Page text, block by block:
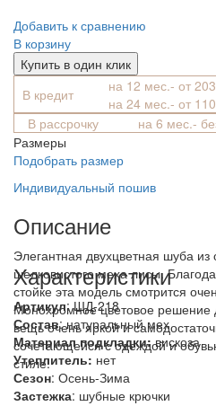
Добавить к сравнению
В корзину
Купить в один клик
В кредит
на 12 мес.- от
на 24 мес.- от
В рассрочку
на 6 мес.-
Размеры
Подобрать размер
Индивидуальный пошив
Описание
Элегантная двухцветная шуба
шелковистого меха лисы.
стойке эта модель смотрится
Монохромное цветовое решение
вещь очень яркой и
сочетающейся с одеждой и
стиле.
Характеристики
Артикул: ШД-218
Состав:натуральный мех
Материал подкладки: вискоза
Утеплитель: нет
Сезон: Осень-Зима
Застежка: шубные крючки